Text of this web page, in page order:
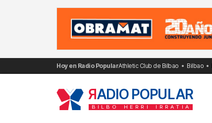
Hoy en Radio PopularAthletic Club de Bilbao Bilbao
RADIO POPULAR
BILBO HERRI IRRATIA